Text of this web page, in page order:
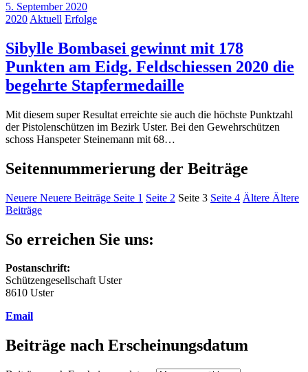
5. September 2020
2020 Aktuell Erfolge
Sibylle Bombasei gewinnt mit 178
Punkten am Eidg. Feldschiessen 2020 die
begehrte Stapfermedaille
Mit diesem super Resultat erreichte sie auch die höchste Punktzahl
der Pistolenschützen im Bezirk Uster. Bei den Gewehrschützen
schoss Hanspeter Steinemann mit 68…
Seitennummerierung der Beiträge
Neuere Neuere Beiträge Seite 1 Seite 2 Seite 3 Seite 4 Ältere Ältere
Beiträge
So erreichen Sie uns:
Postanschrift:
Schützengesellschaft Uster
8610 Uster
Email
Beiträge nach Erscheinungsdatum